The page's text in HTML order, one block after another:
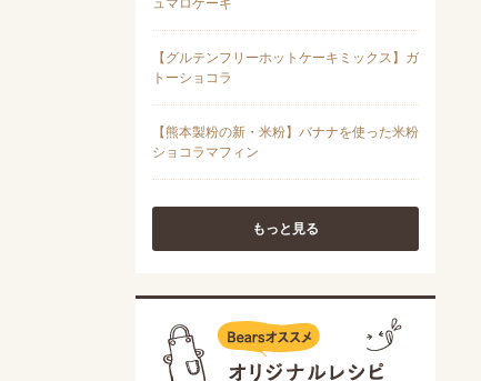
もっと見る